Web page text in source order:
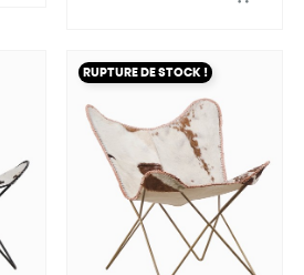
RUPTURE DE STOCK !